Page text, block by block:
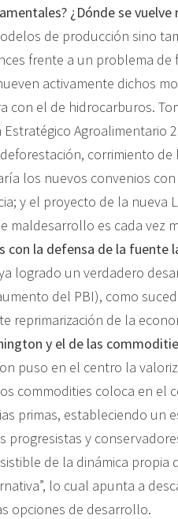
¿Dónde se vuelve
de producción sino
frente a un problema de
activamente dichos
el de hidrocarburos.
Agroalimentario
corrimiento
los nuevos convenios
y el proyecto de la nueva
maldesarrollo es cada vez
la defensa de la fuente
logrado un verdadero
del PBI), como
reprimarización de la
y el de las
puso en el centro la
commodities coloca en el
primas, estableciendo un
y
de la dinámica
lo cual apunta a
opciones de desarrollo.